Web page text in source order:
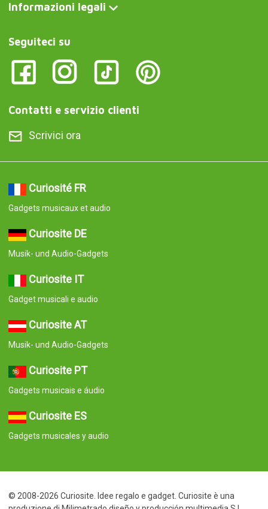
Informazioni legali
Seguiteci su
Contatti e servizio clienti
Scrivici ora
Curiosité FR
Gadgets musicaux et audio
Curiosite DE
Musik- und Audio-Gadgets
Curiosite IT
Gadget musicali e audio
Curiosite AT
Musik- und Audio-Gadgets
Curiosite PT
Gadgets musicais e áudio
Curiosite ES
Gadgets musicales y audio
© 2008-2026 Curiosite. Idee regalo e gadget. Curiosite è una